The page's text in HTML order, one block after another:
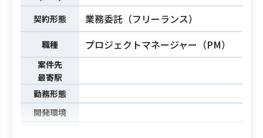
必須スキル
・LAMPの構築・運用経験がある方
・AWS / GCPなどのクラウドサービ
スの構築・運用経験がある方
・監視ツールの構築・運用経験があ
契約形態
業務委託（フリーランス）
職種 プロジェクトマネージャー（PM）
案件先
最寄駅
勤務形態
開発環境